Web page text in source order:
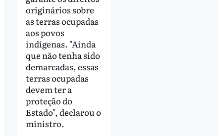
originários sobre
as terras ocupadas
aos povos
indígenas. "Ainda
que não tenha sido
demarcadas, essas
terras ocupadas
devem ter a
proteção do
Estado", declarou o
ministro.